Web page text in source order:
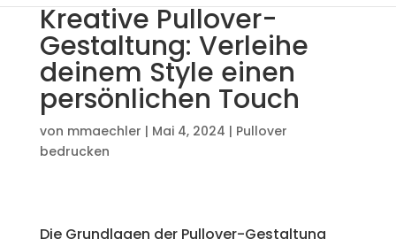
Kreative Pullover-
Gestaltung: Verleihe
deinem Style einen
persönlichen Touch
von mmaechler | Mai 4, 2024 | Pullover
bedrucken
Die Grundlagen der Pullover-Gestaltung